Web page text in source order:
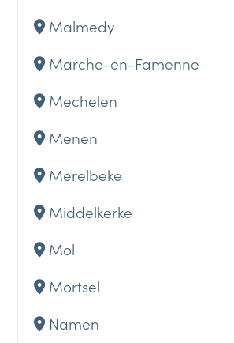
Malmedy
Marche-en-Famenne
Mechelen
Menen
Merelbeke
Middelkerke
Mol
Mortsel
Namen